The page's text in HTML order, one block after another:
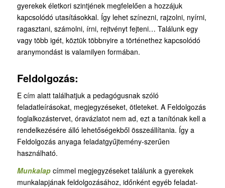
gyerekek életkori szintjének megfelelően a hozzájuk
kapcsolódó utasításokkal. Így lehet színezni, rajzolni, nyírni,
ragasztani, számolni, írni, rejtvényt fejteni… Találunk egy
vagy több igét, köztük többnyire a történethez kapcsolódó
aranymondást is valamilyen formában.
Feldolgozás:
E cím alatt találhatjuk a pedagógusnak szóló
feladatleírásokat, megjegyzéseket, ötleteket. A Feldolgozás
foglalkozástervet, óravázlatot nem ad, ezt a tanítónak kell a
rendelkezésére álló lehetőségekből összeállítania. Így a
Feldolgozás anyaga feladatgyűjtemény-szerűen
használható.
Munkalap címmel megjegyzéseket találunk a gyerekek
munkalapjának feldolgozásához, időnként egyéb feladat-